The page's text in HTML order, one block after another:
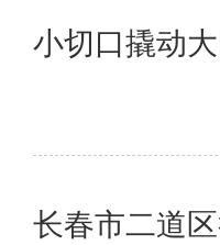
小切口撬动
长春市二道